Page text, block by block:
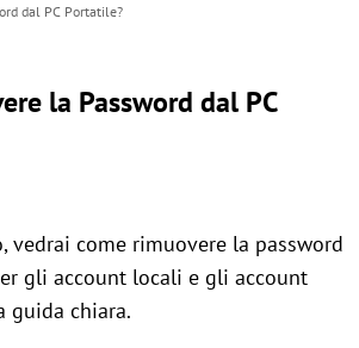
dal PC Portatile?
la Password dal PC
vedrai come rimuovere la password
gli account locali e gli account
guida chiara.